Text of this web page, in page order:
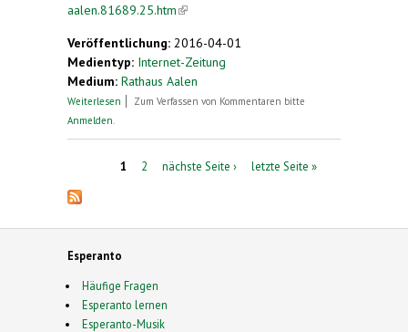
aalen.81689.25.htm(link is external)
Veröffentlichung: 2016-04-01
Medientyp: Internet-Zeitung
Medium: Rathaus Aalen
Weiterlesen über Der Esperanto-Landesverband übergibt
Zum Verfassen von Kommentaren bitte
Anmelden
1 2 nächste Seite › letzte Seite »
Esperanto
Häufige Fragen
Esperanto lernen
Esperanto-Musik